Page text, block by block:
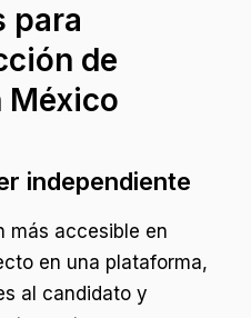
para
de
México
independiente
más accesible en
en una plataforma,
al candidato y